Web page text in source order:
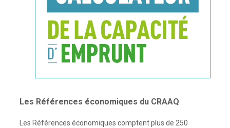
Les Références économiques du CRAAQ
Les Références économiques comptent plus de 250